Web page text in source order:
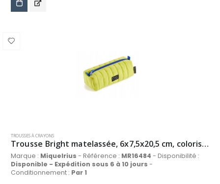
TROUSSES À CRAYONS
Trousse Bright matelassée, 6x7,5x20,5 cm, coloris jaune
Marque : Miquelrius - Référence : MR16484 - Disponibilité :
Disponible - Expédition sous 6 à 10 jours -
Conditionnement : Par 1